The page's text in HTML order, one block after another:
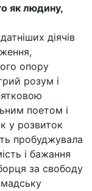
як людину,
діячів
опору
розум і
поетом і
у розвиток
пробуджувала
і бажання
за свободу